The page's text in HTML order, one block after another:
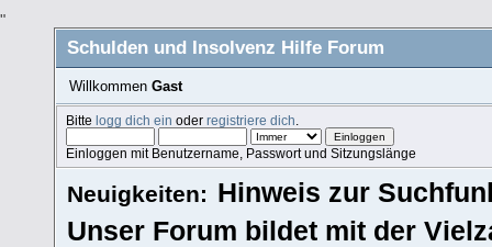
"
Schulden und Insolvenz Hilfe Forum
Willkommen Gast
Bittelogg dich ein oderregistriere dich
Einloggen mit Benutzername, Passwort und Sitzungslänge
Neuigkeiten: Hinweis zur
Unser Forum bildet mit der